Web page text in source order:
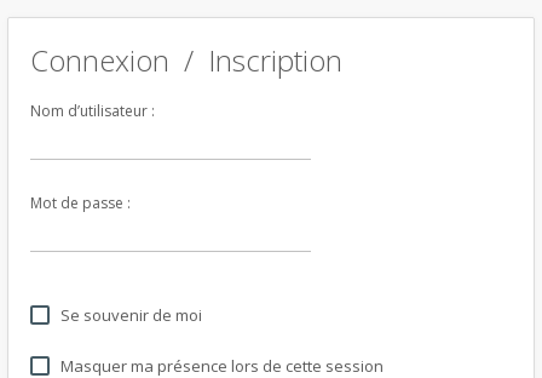
Connexion / Inscription
Nom d’utilisateur :
Mot de passe :
Se souvenir de moi
Masquer ma présence lors de cette session